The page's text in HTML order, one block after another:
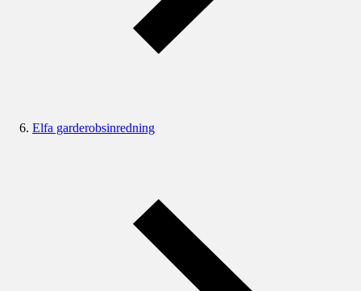
Elfa garderobsinredning